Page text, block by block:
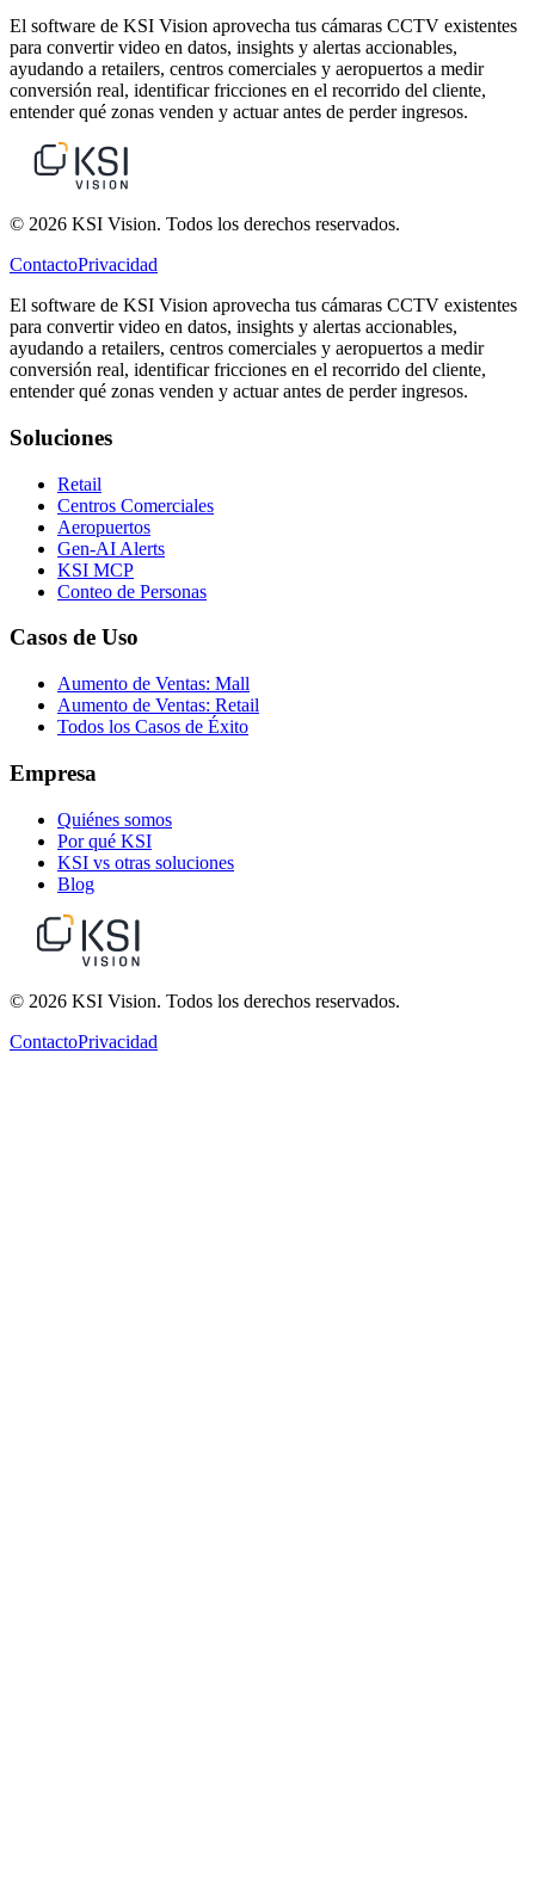
El software de KSI Vision aprovecha tus cámaras CCTV existentes
para convertir video en datos, insights y alertas accionables,
ayudando a retailers, centros comerciales y aeropuertos a medir
conversión real, identificar fricciones en el recorrido del cliente,
entender qué zonas venden y actuar antes de perder ingresos.
© 2026 KSI Vision. Todos los derechos reservados.
ContactoPrivacidad
El software de KSI Vision aprovecha tus cámaras CCTV existentes
para convertir video en datos, insights y alertas accionables,
ayudando a retailers, centros comerciales y aeropuertos a medir
conversión real, identificar fricciones en el recorrido del cliente,
entender qué zonas venden y actuar antes de perder ingresos.
Soluciones
Retail
Centros Comerciales
Aeropuertos
Gen-AI Alerts
KSI MCP
Conteo de Personas
Casos de Uso
Aumento de Ventas: Mall
Aumento de Ventas: Retail
Todos los Casos de Éxito
Empresa
Quiénes somos
Por qué KSI
KSI vs otras soluciones
Blog
© 2026 KSI Vision. Todos los derechos reservados.
ContactoPrivacidad